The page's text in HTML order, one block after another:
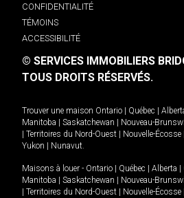
CONFIDENTIALITÉ
TÉMOINS
ACCESSIBILITÉ
© SERVICES IMMOBILIERS
TOUS DROITS RÉSERVÉS.
Trouver une maison Ontario Québec
Manitoba
Saskatchewan Nouveau-
Territoires du Nord-Ouest Nouvelle-Écosse
Yukon
Nunavut.
Maisons à louer - Ontario Québec Alberta
Manitoba
Saskatchewan Nouveau-
Territoires du Nord-Ouest Nouvelle-Écosse